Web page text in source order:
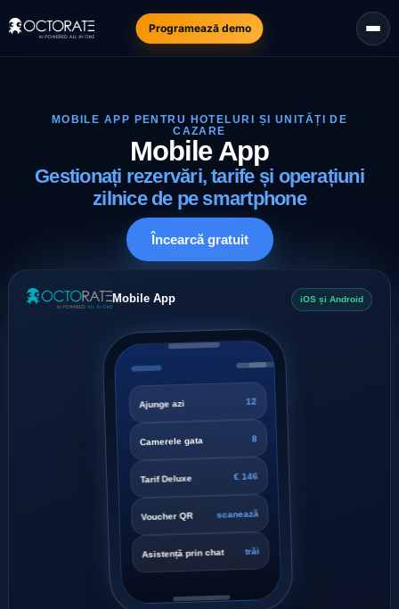
Programează demo
MOBILE APP PENTRU HOTELURI ȘI UNITĂȚI DE
CAZARE
Mobile App
Gestionați rezervări, tarife și operațiuni
zilnice de pe smartphone
Încearcă gratuit
Mobile App iOS și Android
Ajunge azi 12
Camerele gata 8
Tarif Deluxe € 146
Voucher QR scanează
Asistență prin chat trăi